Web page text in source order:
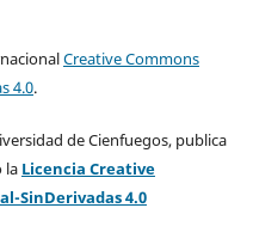
Creative Commons
4.0.
de Cienfuegos, publica
la Licencia Creative
SinDerivadas 4.0